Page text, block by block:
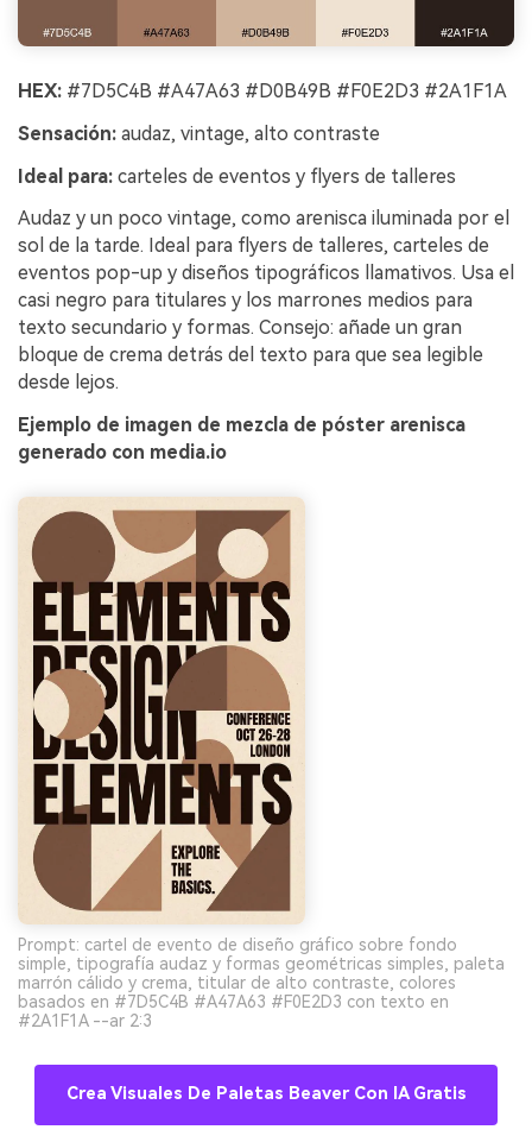
HEX: #7D5C4B #A47A63 #D0B49B #F0E2D3 #2A1F1A
Sensación: audaz, vintage, alto contraste
Ideal para: carteles de eventos y flyers de talleres
Audaz y un poco vintage, como arenisca iluminada por el
sol de la tarde. Ideal para flyers de talleres, carteles de
eventos pop-up y diseños tipográficos llamativos. Usa el
casi negro para titulares y los marrones medios para
texto secundario y formas. Consejo: añade un gran
bloque de crema detrás del texto para que sea legible
desde lejos.
Ejemplo de imagen de mezcla de póster arenisca
generado con media.io
Prompt: cartel de evento de diseño gráfico sobre fondo
simple, tipografía audaz y formas geométricas simples, paleta
marrón cálido y crema, titular de alto contraste, colores
basados en #7D5C4B #A47A63 #F0E2D3 con texto en
#2A1F1A --ar 2:3
Crea Visuales De Paletas Beaver Con IA Gratis